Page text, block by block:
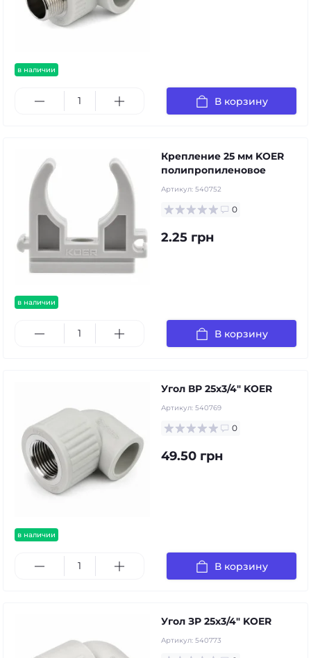
в наличии
В корзину
в наличии
Крепление 25 мм KOER
полипропиленовое
Артикул: 540752
0
2.25 грн
В корзину
в наличии
Угол ВР 25x3/4" KOER
Артикул: 540769
0
49.50 грн
В корзину
Угол ЗР 25х3/4" KOER
Артикул: 540773